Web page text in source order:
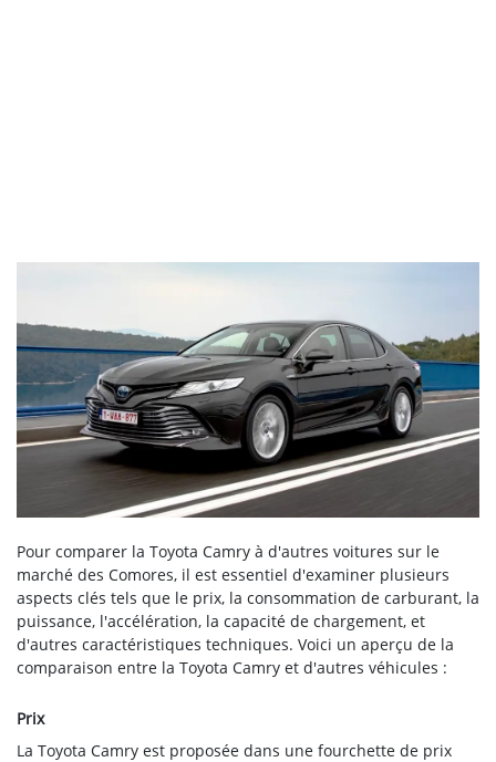
Pour comparer la Toyota Camry à d'autres voitures sur le
marché des Comores, il est essentiel d'examiner plusieurs
aspects clés tels que le prix, la consommation de carburant, la
puissance, l'accélération, la capacité de chargement, et
d'autres caractéristiques techniques. Voici un aperçu de la
comparaison entre la Toyota Camry et d'autres véhicules :
Prix
La Toyota Camry est proposée dans une fourchette de prix